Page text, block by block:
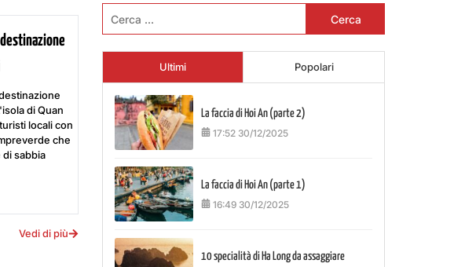
destinazione
di Quan
locali con
che
sabbia
Vedi di più
per:
Ultimi Popolari
La faccia di Hoi An (parte 2)
17:52 30/12/2025
La faccia di Hoi An (parte 1)
16:49 30/12/2025
10 specialità di Ha Long da assaggiare